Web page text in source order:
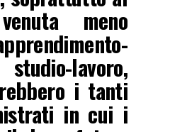
meno
lavoro,
i tanti
in cui i